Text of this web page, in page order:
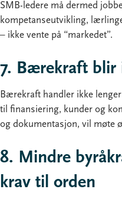
SMB-ledere må dermed
kompetanseutvikling,
– ikke vente på “markedet”.
7. Bærekraft blir
Bærekraft handler ikke
til finansiering, kunder og
og dokumentasjon, vil møte
8. Mindre
krav til orden